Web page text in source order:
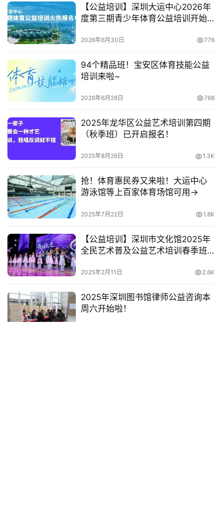
【公益培训】深圳大运中心2026年
度第三期青少年体育公益培训开始
2026年6月30日 776
94个精品班！宝安区体育技能公益
培训来啦~
2026年6月28日 768
2025年龙华区公益艺术培训第四期
（秋季班）已开启报名！
2025年8月26日 1.3K
抢！体育惠民券又来啦！大运中心
游泳馆等上百家体育场馆可用→
2025年7月22日 1.8K
【公益培训】深圳市文化馆2025年
全民艺术普及公益艺术培训春季班
2025年2月11日 2.6K
2025年深圳图书馆律师公益咨询本
周六开始啦！